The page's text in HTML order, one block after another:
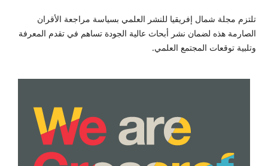
تلتزم مجلة شمال إفريقيا للنشر العلمي بسياسة مراجعة الأقران
الصارمة هذه لضمان نشر أبحاث عالية الجودة تساهم في تقدم المعرفة
وتلبية توقعات المجتمع العلمي.